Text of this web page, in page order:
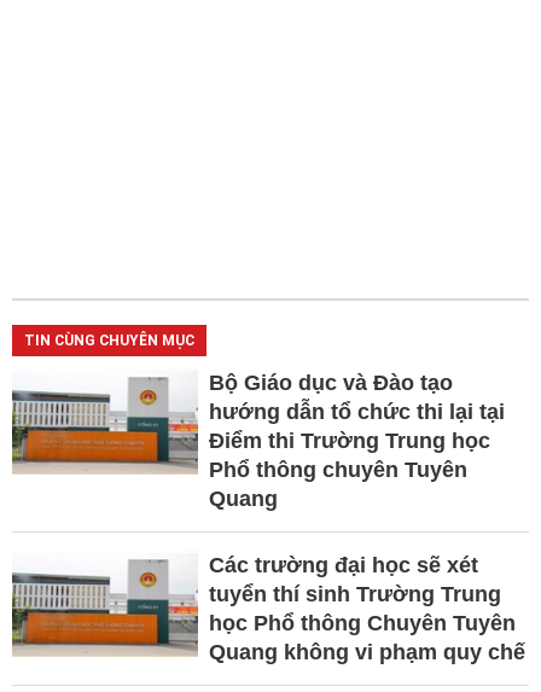
TIN CÙNG CHUYÊN MỤC
Bộ Giáo dục và Đào tạo
hướng dẫn tổ chức thi lại tại
Điểm thi Trường Trung học
Phổ thông chuyên Tuyên
Quang
Các trường đại học sẽ xét
tuyển thí sinh Trường Trung
học Phổ thông Chuyên Tuyên
Quang không vi phạm quy chế